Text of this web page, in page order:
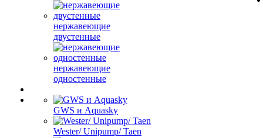
нержавеющие
двустенные
нержавеющие
одностенные
GWS и Aquasky
Wester/ Unipump/ Taen